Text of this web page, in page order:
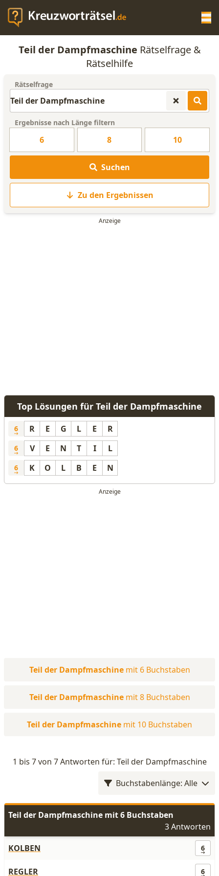
KREUZWORTRÄTSEL-HILFE
ANAGRAMM-GENERATOR
WORTLISTE
Teil der Dampfmaschine Rätselfrage &
Rätselhilfe
Rätselfrage
Ergebnisse nach Länge filtern
6 8 10
Suchen
Zu den Ergebnissen
Top Lösungen für Teil der Dampfmaschine
6 R E G L E R
6 V E N T I L
6 K O L B E N
Teil der Dampfmaschine mit 6 Buchstaben
Teil der Dampfmaschine mit 8 Buchstaben
Teil der Dampfmaschine mit 10 Buchstaben
1 bis 7 von 7 Antworten für: Teil der Dampfmaschine
Buchstabenlänge: Alle
Teil der Dampfmaschine mit 6 Buchstaben
3 Antworten
KOLBEN
6
REGLER 6